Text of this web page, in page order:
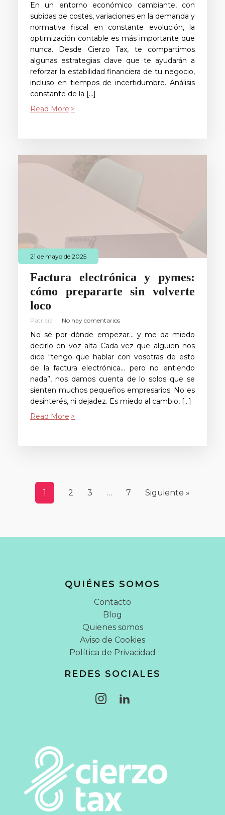
En un entorno económico cambiante, con
subidas de costes, variaciones en la demanda y
normativa fiscal en constante evolución, la
optimización contable es más importante que
nunca. Desde Cierzo Tax, te compartimos
algunas estrategias clave que te ayudarán a
reforzar la estabilidad financiera de tu negocio,
incluso en tiempos de incertidumbre. Análisis
constante de la […]
Read More
21 de mayo de 2025
Factura electrónica y pymes:
cómo prepararte sin volverte
loco
Patricia No hay comentarios
No sé por dónde empezar… y me da miedo
decirlo en voz alta Cada vez que alguien nos
dice “tengo que hablar con vosotras de esto
de la factura electrónica… pero no entiendo
nada”, nos damos cuenta de lo solos que se
sienten muchos pequeños empresarios. No es
desinterés, ni dejadez. Es miedo al cambio, […]
Read More
1 2 3 … 7 Siguiente »
QUIÉNES SOMOS
Contacto
Blog
Quienes somos
Aviso de Cookies
Política de Privacidad
REDES SOCIALES